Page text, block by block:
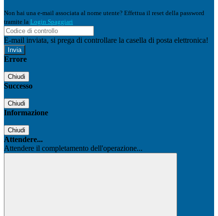
Non hai una e-mail associata al nome utente? Effettua il reset della password
tramite la Login Spaggiari
E-mail inviata, si prega di controllare la casella di posta elettronica!
Errore
Chiudi
Successo
Chiudi
Informazione
Chiudi
Attendere...
Attendere il completamento dell'operazione...